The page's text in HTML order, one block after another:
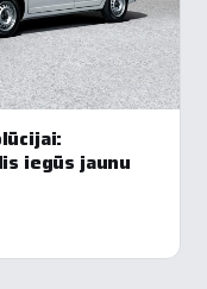
iegūs jaunu